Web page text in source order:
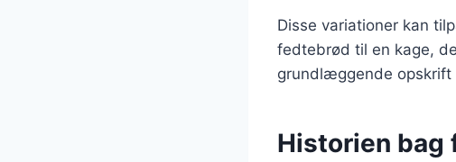
Disse variationer kan
fedtebrød til en kage,
grundlæggende
Historien bag